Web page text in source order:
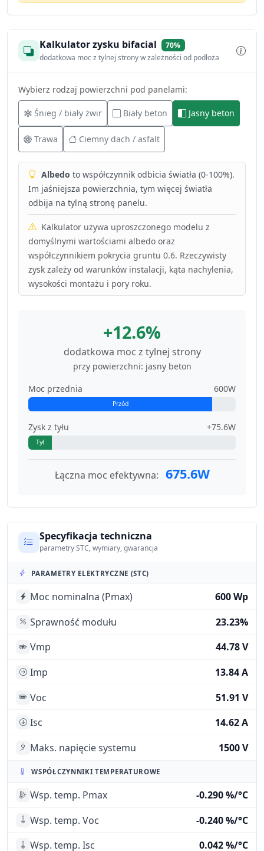
Kalkulator zysku bifacial
70%
dodatkowa moc z tylnej strony w zależności od podłoża
Wybierz rodzaj powierzchni pod panelami:
Śnieg / biały żwir Biały beton Jasny beton
Trawa Ciemny dach / asfalt
Albedo to współczynnik odbicia światła (0-100%).
Im jaśniejsza powierzchnia, tym więcej światła
odbija na tylną stronę panelu.
Kalkulator używa uproszczonego modelu z
domyślnymi wartościami albedo oraz
współczynnikiem pokrycia gruntu 0.6. Rzeczywisty
zysk zależy od warunków instalacji, kąta nachylenia,
wysokości montażu i pory roku.
+12.6%
dodatkowa moc z tylnej strony
przy powierzchni: jasny beton
Moc przednia
600W
Przód
Zysk z tyłu +75.6W
Tył
Łączna moc efektywna: 675.6W
Specyfikacja techniczna
parametry STC, wymiary, gwarancja
PARAMETRY ELEKTRYCZNE (STC)
Moc nominalna (Pmax)
600 Wp
Sprawność modułu
23.23%
Vmp
44.78 V
Imp
13.84 A
Voc
51.91 V
Isc
14.62 A
Maks. napięcie systemu
1500 V
WSPÓŁCZYNNIKI TEMPERATUROWE
Wsp. temp. Pmax
-0.290 %/°C
Wsp. temp. Voc
-0.240 %/°C
Wsp. temp. Isc
0.042 %/°C